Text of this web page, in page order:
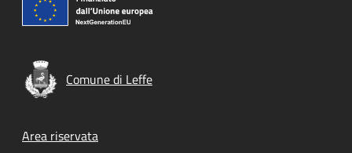
Comune di Leffe
Footer menu
Area riservata